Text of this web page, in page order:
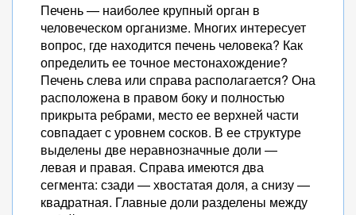
Печень — наиболее крупный орган в
человеческом организме. Многих интересует
вопрос, где находится печень человека? Как
определить ее точное местонахождение?
Печень слева или справа располагается? Она
расположена в правом боку и полностью
прикрыта ребрами, место ее верхней части
совпадает с уровнем сосков. В ее структуре
выделены две неравнозначные доли —
левая и правая. Справа имеются два
сегмента: сзади — хвостатая доля, а снизу —
квадратная. Главные доли разделены между